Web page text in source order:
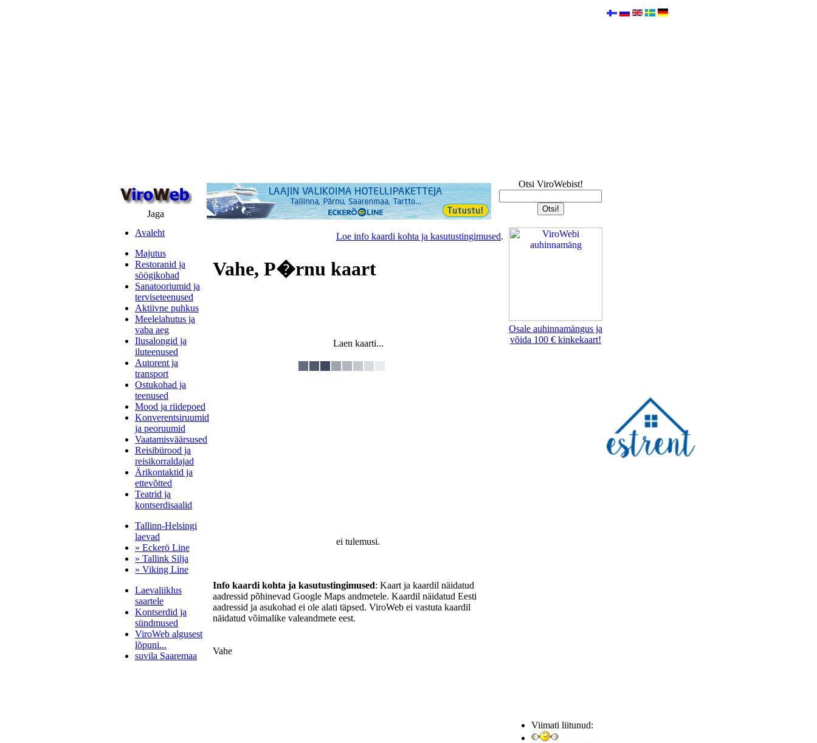
Jaga
Otsi ViroWebist!
Avaleht
Majutus
Restoranid ja
söögikohad
Sanatooriumid ja
terviseteenused
Aktiivne puhkus
Meelelahutus ja
vaba aeg
Ilusalongid ja
iluteenused
Autorent ja
transport
Ostukohad ja
teenused
Mood ja riidepoed
Konverentsiruumid
ja peoruumid
Vaatamisväärsused
Reisibürood ja
reisikorraldajad
Ärikontaktid ja
ettevõtted
Teatrid ja
kontserdisaalid
Tallinn-Helsingi
laevad
» Eckerö Line
» Tallink Silja
» Viking Line
Laevaliiklus
saartele
Kontserdid ja
sündmused
ViroWeb algusest
lõpuni...
suvila Saaremaa
Loe info kaardi kohta ja kasutustingimused.
Vahe, P�rnu kaart
Laen kaarti...
ei tulemusi.
Info kaardi kohta ja kasutustingimused: Kaart ja kaardil näidatud
aadressid põhinevad Google Maps andmetele. Kaardil näidatud Eesti
aadressid ja asukohad ei ole alati täpsed. ViroWeb ei vastuta kaardil
näidatud võimalike valeandmete eest.
Vahe
Osale auhinnamängus ja
võida 100 € kinkekaart!
Viimati liitunud: